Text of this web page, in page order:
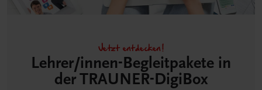
Jetzt entdecken!
Lehrer/innen-Begleitpakete in
der TRAUNER-DigiBox